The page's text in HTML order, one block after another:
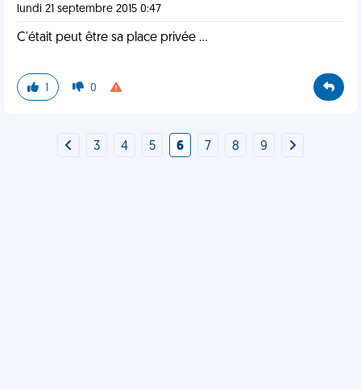
lundi 21 septembre 2015 0:47
C'était peut être sa place privée ...
1 0
3 4 5 6 7 8 9